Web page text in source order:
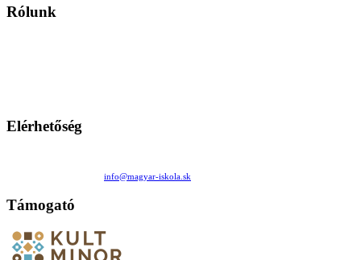
Rólunk
Elérhetőség
info@magyar-iskola.sk
Támogató